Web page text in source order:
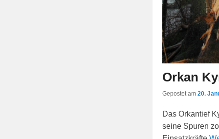
Orkan
Gepostet am 20.
Das Orkantief
seine Spuren